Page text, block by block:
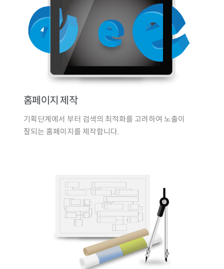
홈페이지 제작
기획단계에서 부터 검색의 최적화를 고려하여 노출이
잘되는 홈페이지를 제작합니다.